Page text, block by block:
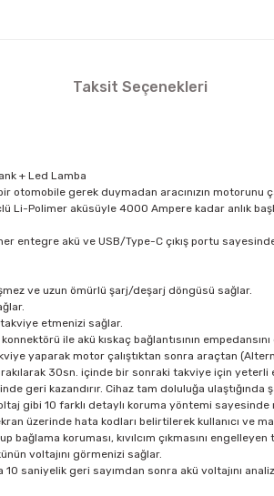
Taksit Seçenekleri
+ Led Lamba
gerek duymadan aracınızın motorunu
Polimer aküsüyle 4000 Ampere kadar anlık
akü ve USB/Type-C çıkış portu
ve uzun ömürlü şarj/deşarj döngüsü sağlar.
takviye etmenizi sağlar.
ile akü kıskaç bağlantısının
yaparak motor çalıştıktan sonra araçtan
30sn. içinde bir sonraki takviye için
geri kazandırır. Cihaz tam doluluğa
gibi 10 farklı detaylı koruma yöntemi
üzerinde hata kodları belirtilerek kullanıcı ve
koruması, kıvılcım çıkmasını
voltajını görmenizi sağlar.
saniyelik geri sayımdan sonra akü voltajını